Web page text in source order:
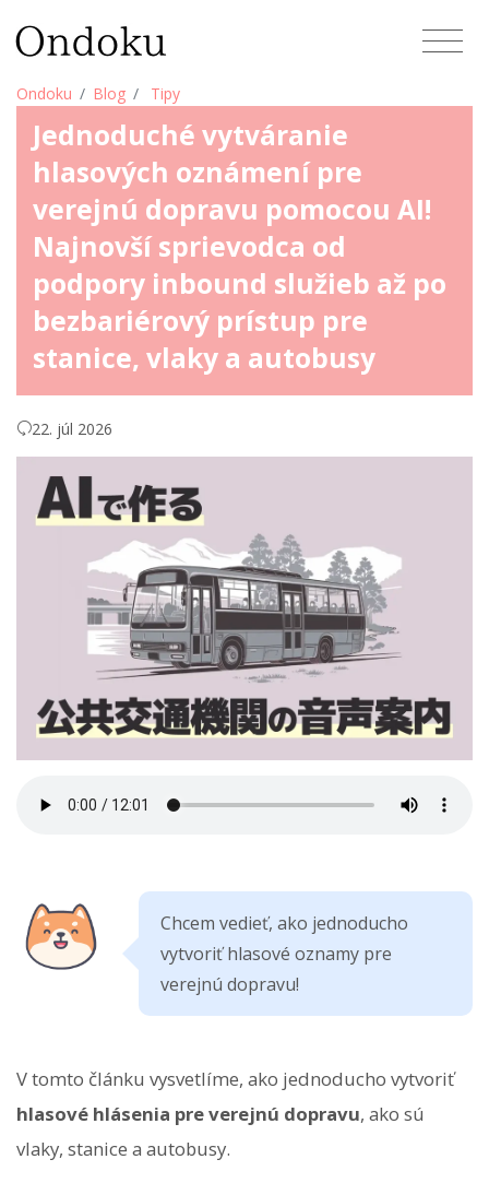
Ondoku Blog Tipy
Jednoduché vytváranie
hlasových oznámení pre
verejnú dopravu pomocou AI!
Najnovší sprievodca od
podpory inbound služieb až po
bezbariérový prístup pre
stanice, vlaky a autobusy
22. júl 2026
Chcem vedieť, ako jednoducho
vytvoriť hlasové oznamy pre
verejnú dopravu!
V tomto článku vysvetlíme, ako jednoducho vytvoriť
hlasové hlásenia pre verejnú dopravu, ako sú
vlaky, stanice a autobusy.